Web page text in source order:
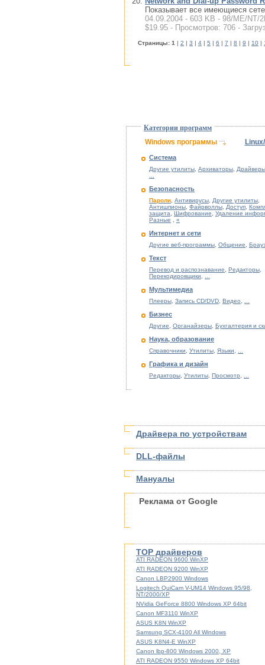
Показывает все имеющиеся
04.09.2004 - 603 KB - 98/ME/NT/
$19.95 - Просмотров: 706 -
Cтраницы: 1 2 3 4 5 6 7 8 9 10
Категории программ
Windows программы
Система
Другие утилиты, Архиваторы,
...
Безопасность
Пароли, Антивирусы, Другие утилиты,
Антишпионы, Файрволлы, Доступ,
защита, Шифрование, Удаление
Разные , «
Интернет и сети
Другие веб-программы, Общение,
Текст
Перевод и распознавание, Редакторы,
Перекодировщики, ...
Мультимедиа
Плееры, Запись CD/DVD, Видео, ...
Бизнес
Другие, Органайзеры, Бухгалтерия и
Наука, образование
Справочники, Утилиты, Языки, ...
Графика и дизайн
Редакторы, Утилиты, Просмотр, ...
Драйвера по устройствам
DLL-файлы
Мануалы
Реклама от Google
TOP драйверов
ATI RADEON 9600 WinXP
ATI RADEON 9200 WinXP
Canon LBP2900 Windows
Logitech QuiCam V-UM14 Windows 95/98,
NT/2000/XP
NVidia GeForce 8800 Windows XP 64bit
Canon MF3110 WinXP
ASUS K8N WinXP
Samsung SCX-4100 All Windows
ASUS K8N4-E WinXP
Canon lbp-800 Windows 2000, XP
ATI RADEON 9550 Windows XP 64bit